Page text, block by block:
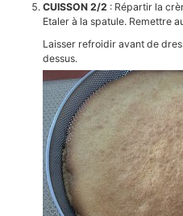
CUISSON 2/2 : Répartir la
Etaler à la spatule. Remettre
Laisser refroidir avant de
dessus.